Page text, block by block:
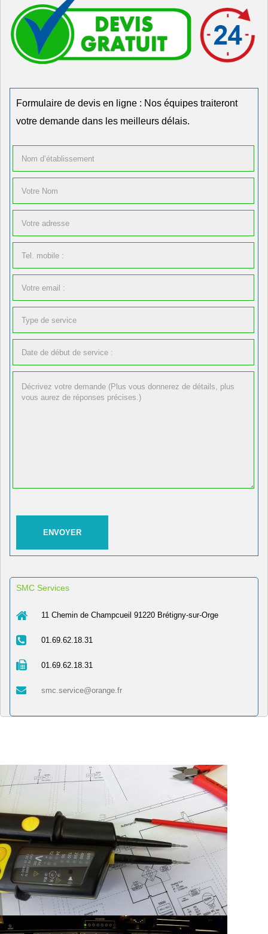
Formulaire de devis en ligne : Nos équipes traiteront
votre demande dans les meilleurs délais.
SMC Services
11 Chemin de Champcueil 91220 Brétigny-sur-Orge
01.69.62.18.31
01.69.62.18.31
smc.service@orange.fr